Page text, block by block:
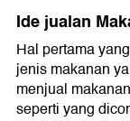
Ide jualan
Hal pertama
jenis makanan
menjual
seperti yang